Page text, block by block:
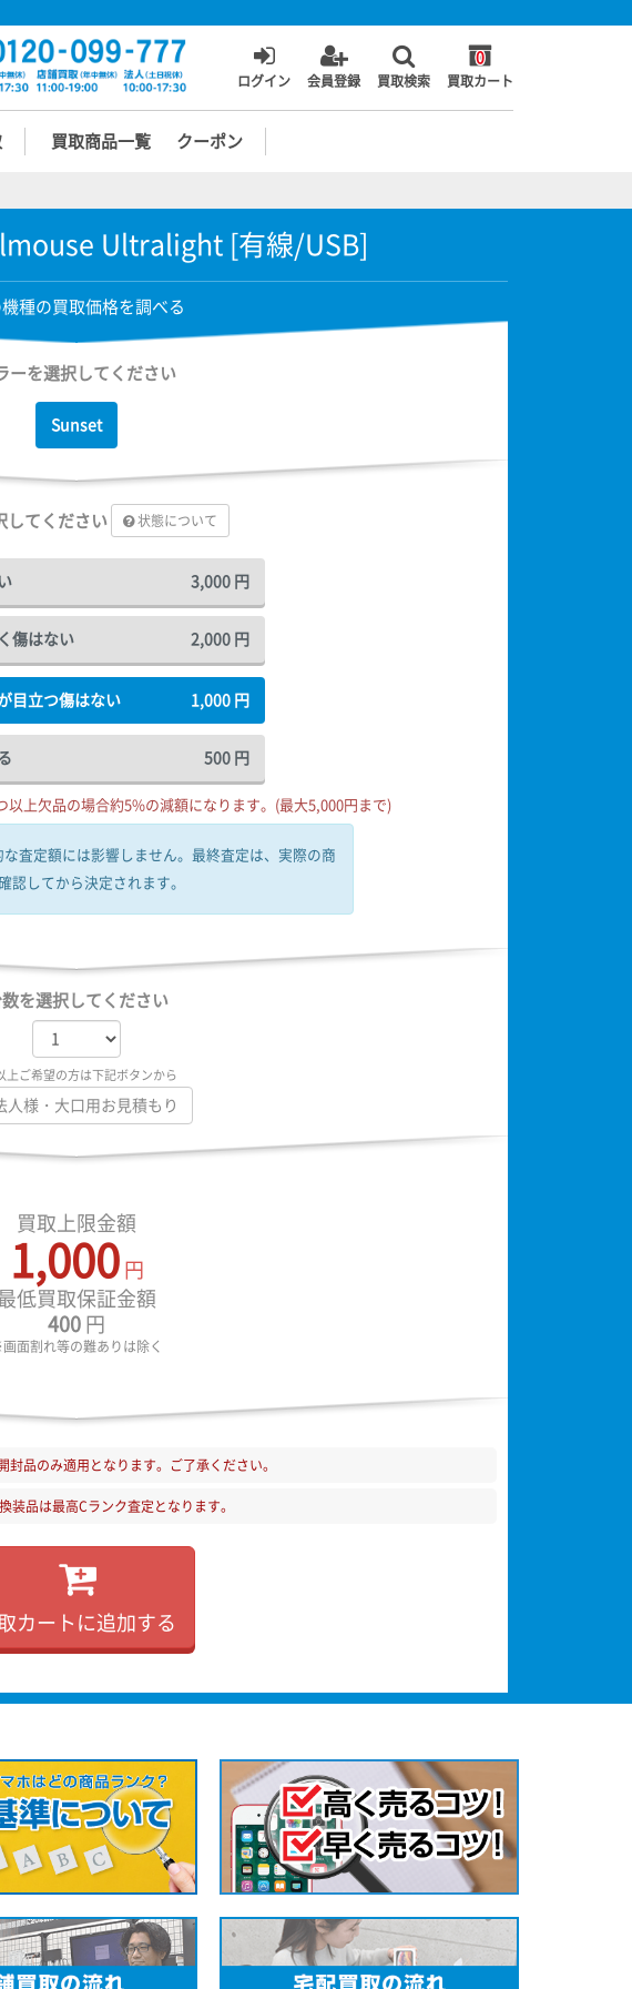
ログイン 会員登録 買取検索
0
買取カート
買取商品一覧 クーポン
Ultralight [有線/USB]
機種の買取価格を調べる
ーを選択してください
Sunset
してください 状態について
3,000 円
傷はない 2,000 円
目立つ傷はない 1,000 円
500 円
上欠品の場合約5%の減額になります。(最大5,000円まで)
査定額には影響しません。 最終査定は、実際の商
認してから決定されます。
数を選択してください
上ご希望の方は下記ボタンから
人様・大口用お見積もり
買取上限金額
1,000円
低買取保証金額
400 円
面割れ等の難ありは除く
封品のみ適用となります。ご了承ください。
装品は最高Cランク査定となります。
カートに追加する